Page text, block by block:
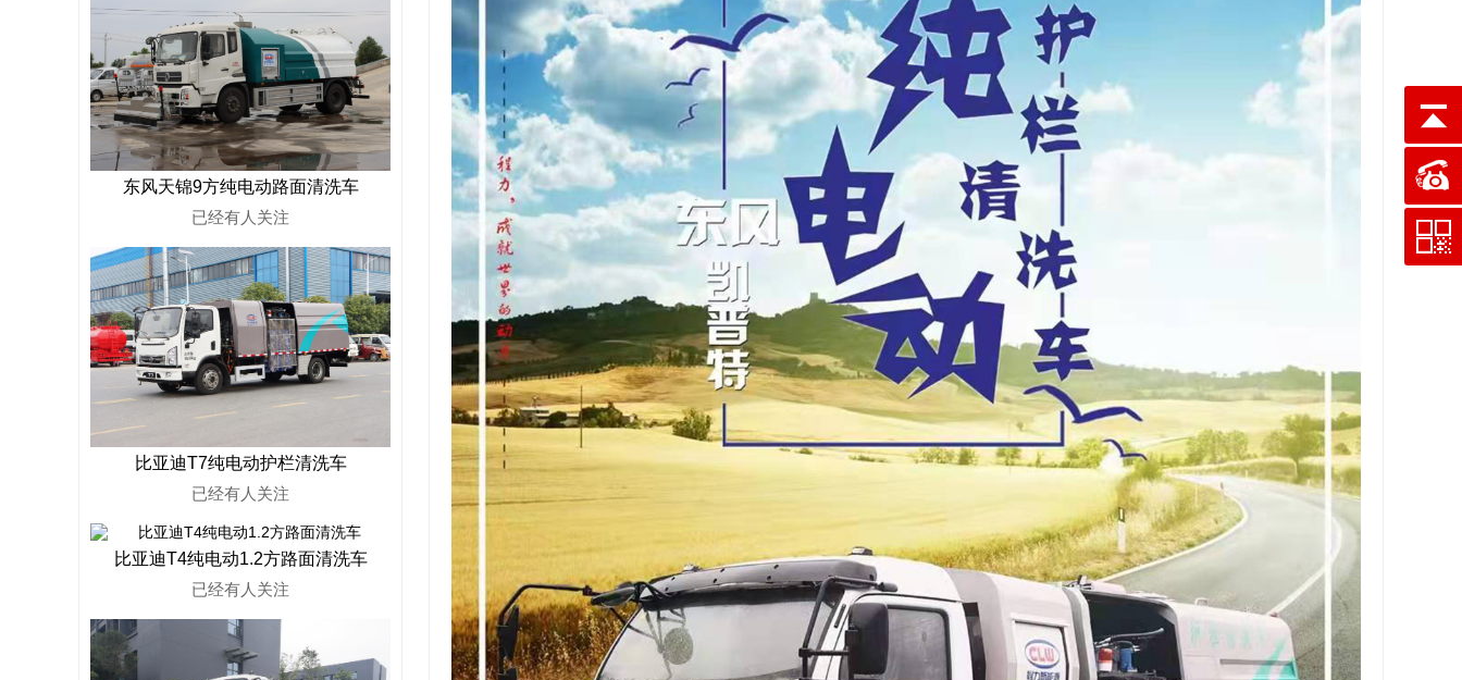
东风天锦9方纯电动路面清洗车
已经有人关注
比亚迪T7纯电动护栏清洗车
已经有人关注
比亚迪T4纯电动1.2方路面清洗车
已经有人关注